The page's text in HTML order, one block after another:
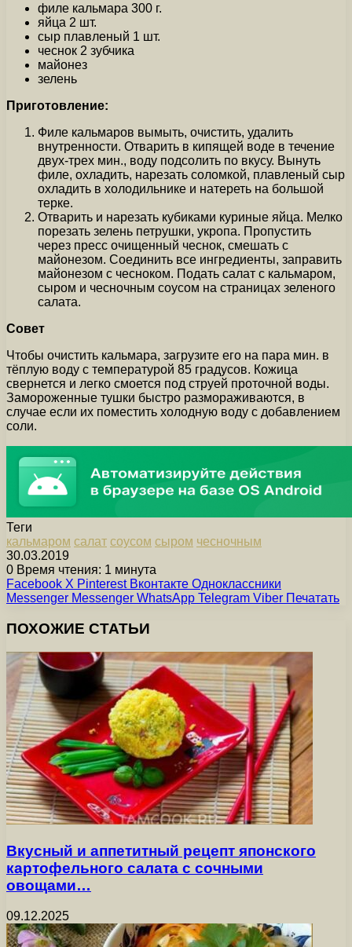
филе кальмара 300 г.
яйца 2 шт.
сыр плавленый 1 шт.
чеснок 2 зубчика
майонез
зелень
Приготовление:
Филе кальмаров вымыть, очистить, удалить
внутренности. Отварить в кипящей воде в течение
двух-трех мин., воду подсолить по вкусу. Вынуть
филе, охладить, нарезать соломкой, плавленый сыр
охладить в холодильнике и натереть на большой
терке.
Отварить и нарезать кубиками куриные яйца. Мелко
порезать зелень петрушки, укропа. Пропустить
через пресс очищенный чеснок, смешать с
майонезом. Соединить все ингредиенты, заправить
майонезом с чесноком. Подать салат с кальмаром,
сыром и чесночным соусом на страницах зеленого
салата.
Совет
Чтобы очистить кальмара, загрузите его на пара мин. в
тёплую воду с температурой 85 градусов. Кожица
свернется и легко смоется под струей проточной воды.
Замороженные тушки быстро размораживаются, в
случае если их поместить холодную воду с добавлением
соли.
Теги
кальмаром салат соусом сыром чесночным
30.03.2019
0 Время чтения: 1 минута
Facebook X Pinterest Вконтакте Одноклассники
Messenger Messenger WhatsApp Telegram Viber Печатать
ПОХОЖИЕ СТАТЬИ
Вкусный и аппетитный рецепт японского
картофельного салата с сочными
овощами…
09.12.2025